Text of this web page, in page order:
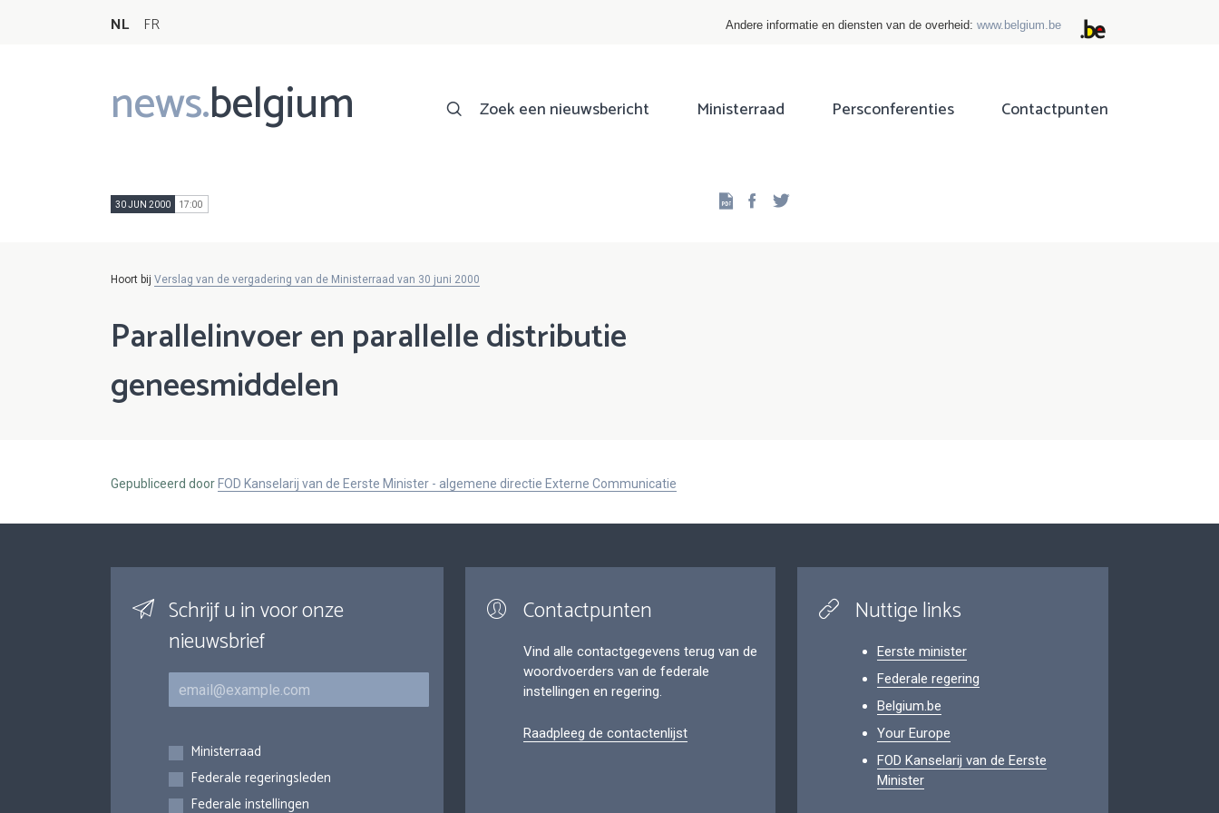
NL FR Andere informatie en diensten van de overheid: www.belgium.be
news.belgium
Main
navigation
Zoek een nieuwsbericht Ministerraad Persconferenties Contactpunten
30 JUN 2000 17:00 Facebook
Hoort bij Verslag van de vergadering van de Ministerraad van 30 juni 2000
Parallelinvoer en parallelle distributie
geneesmiddelen
Gepubliceerd door FOD Kanselarij van de Eerste Minister - algemene directie Externe Communicatie
Schrijf u in voor onze
nieuwsbrief
E-mail
Inschrijvingen
Ministerraad
Federale regeringsleden
Federale instellingen
Contactpunten
Vind alle contactgegevens terug van de
woordvoerders van de federale
instellingen en regering.
Raadpleeg de contactenlijst
Nuttige links
Eerste minister
Federale regering
Belgium.be
Your Europe
FOD Kanselarij van de Eerste
Minister